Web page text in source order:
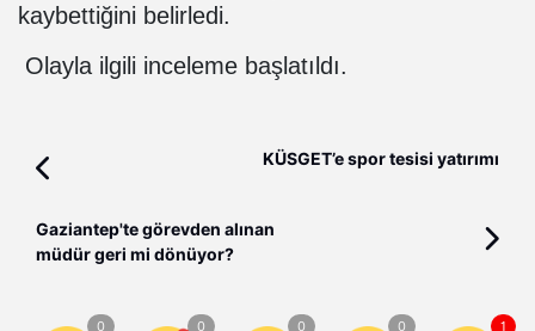
kaybettiğini belirledi.
Olayla ilgili inceleme başlatıldı.
KÜSGET’e spor tesisi yatırımı
Gaziantep'te görevden alınan
müdür geri mi dönüyor?